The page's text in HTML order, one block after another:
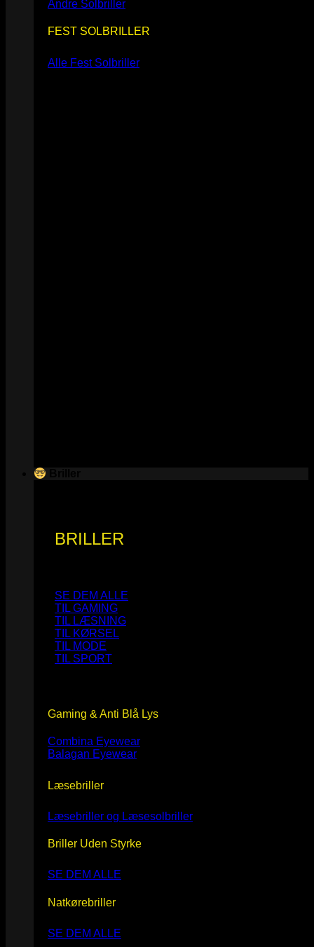
Andre Solbriller
FEST SOLBRILLER
Alle Fest Solbriller
BRILLER
SE DEM ALLE
TIL GAMING
TIL LÆSNING
TIL KØRSEL
TIL MODE
TIL SPORT
Gaming & Anti Blå Lys
Combina Eyewear
Balagan Eyewear
Læsebriller
Læsebriller og Læsesolbriller
Briller Uden Styrke
SE DEM ALLE
Natkørebriller
SE DEM ALLE